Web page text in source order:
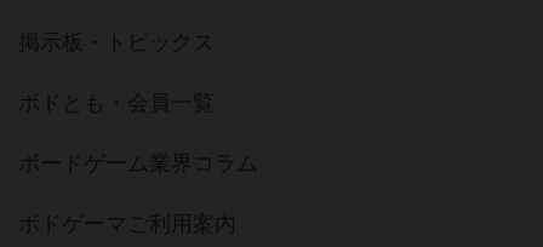
掲示板・トピックス
ボドとも・会員一覧
ボードゲーム業界コラム
ボドゲーマご利用案内